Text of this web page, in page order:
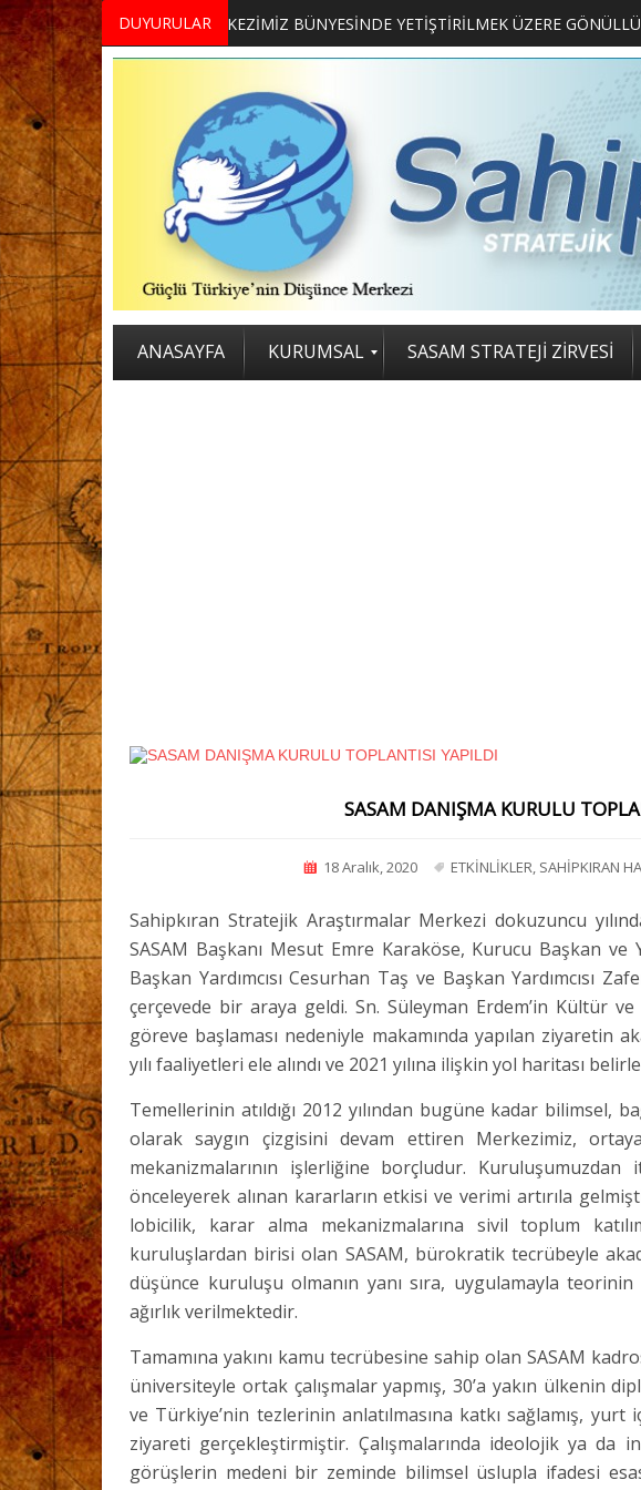
DUYURULAR
MERKEZİMİZ BÜNYESİNDE YETİŞTİRİLMEK ÜZERE GÖNÜLLÜ ÜLKE MASASI UZMANI VE UZMAN ADAYLARI ARIYORUZ 2. SASAM STRATEJİ ZİRVESİ KATILIMCILARI BELLİ
ANASAYFA KURUMSAL SASAM STRATEJİ ZİRVESİ
SASAM DANIŞMA KURULU
18 Aralık, 2020 ETKİNLİKLER, SAHİPKIRAN
Sahipkıran Stratejik Araştırmalar Merkezi dokuzuncu
SASAM Başkanı Mesut Emre Karaköse, Kurucu Başkan
Başkan Yardımcısı Cesurhan Taş ve Başkan Yardımcısı
çerçevede bir araya geldi. Sn. Süleyman Erdem’in Kültür
göreve başlaması nedeniyle makamında yapılan ziyaretin
yılı faaliyetleri ele alındı ve 2021 yılına ilişkin yol haritası
Temellerinin atıldığı 2012 yılından bugüne kadar bilimsel,
olarak saygın çizgisini devam ettiren Merkezimiz,
mekanizmalarının işlerliğine borçludur.
önceleyerek alınan kararların etkisi ve verimi artırıla
lobicilik, karar alma mekanizmalarına sivil toplum
kuruluşlardan birisi olan SASAM, bürokratik tecrübeyle
düşünce kuruluşu olmanın yanı sıra, uygulamayla teorinin
ağırlık verilmektedir.
Tamamına yakını kamu tecrübesine sahip olan SASAM
üniversiteyle ortak çalışmalar yapmış, 30’a yakın ülkenin
ve Türkiye’nin tezlerinin anlatılmasına katkı sağlamış, yurt
ziyareti gerçekleştirmiştir. Çalışmalarında ideolojik ya da
görüşlerin medeni bir zeminde bilimsel üslupla ifadesi